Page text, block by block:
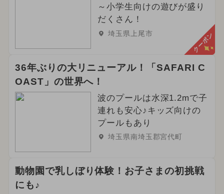
2024年3月のイベント
2024年8月のイベント
2025年4月のイベント
2024年6月のイベント
2025年2月のイベント
花火
～小学生向けの遊びが盛り
だくさん！
埼玉県上尾市 クーポン
36年ぶりの大リニューアル！「SAFARI C
OAST」の世界へ！
波のプールは水深1.2mで子
連れも安心♪キッズ向けの
プールもあり
埼玉県南埼玉郡宮代町
動物園で乳しぼり体験！お子さまの初挑戦
にも♪